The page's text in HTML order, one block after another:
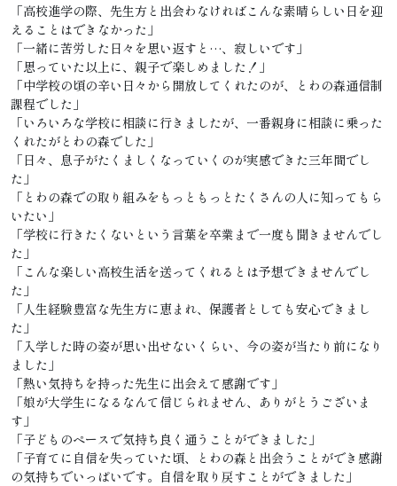
「高校進学の際、先生方と出会わなければこんな素晴らしい日を迎
えることはできなかった」
「一緒に苦労した日々を思い返すと…、寂しいです」
「思っていた以上に、親子で楽しめました！」
「中学校の頃の辛い日々から開放してくれたのが、とわの森通信制
課程でした」
「いろいろな学校に相談に行きましたが、一番親身に相談に乗った
くれたがとわの森でした」
「日々、息子がたくましくなっていくのが実感できた三年間でし
た」
「とわの森での取り組みをもっともっとたくさんの人に知ってもら
いたい」
「学校に行きたくないという言葉を卒業まで一度も聞きませんでし
た」
「こんな楽しい高校生活を送ってくれるとは予想できませんでし
た」
「人生経験豊富な先生方に恵まれ、保護者としても安心できまし
た」
「入学した時の姿が思い出せないくらい、今の姿が当たり前になり
ました」
「熱い気持ちを持った先生に出会えて感謝です」
「娘が大学生になるなんて信じられません、ありがとうございま
す」
「子どものペースで気持ち良く通うことができました」
「子育てに自信を失っていた頃、とわの森と出会うことができ感謝
の気持ちでいっぱいです。自信を取り戻すことができました」